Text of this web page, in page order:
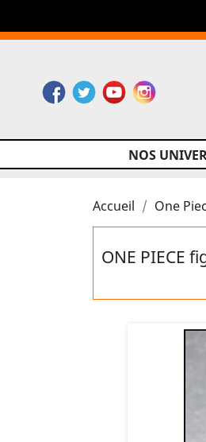
Facebook
TwitterYouTube
NOS
Accueil One
ONE PIECE